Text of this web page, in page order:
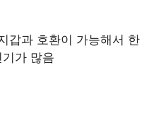
갑과 호환이 가능해서 한
가 많음